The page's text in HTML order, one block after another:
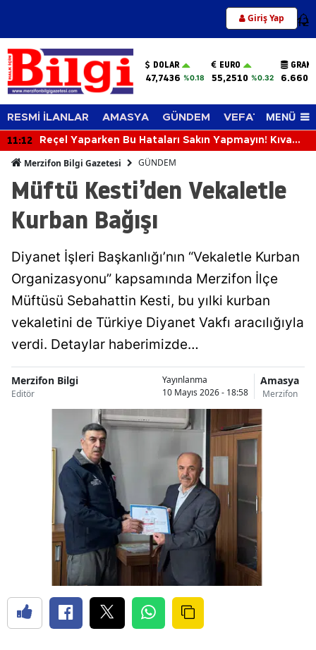
Giriş Yap 12
DOLAR
47,7436 %0.18
EURO
55,2510 %0.32
RESMİ İLANLAR AMASYA GÜNDEM VEFAT EDENLER
MENÜ
11:12
Reçel Yaparken Bu Hataları Sakın Yapmayın! Kıvamı
Merzifon Bilgi Gazetesi GÜNDEM
Müftü Kesti’den Vekaletle
Kurban Bağışı
Diyanet İşleri Başkanlığı’nın “Vekaletle Kurban
Organizasyonu” kapsamında Merzifon İlçe
Müftüsü Sebahattin Kesti, bu yılki kurban
vekaletini de Türkiye Diyanet Vakfı aracılığıyla
verdi. Detaylar haberimizde…
Merzifon Bilgi
Editör
Yayınlanma
10 Mayıs 2026 - 18:58
Amasya
Merzifon